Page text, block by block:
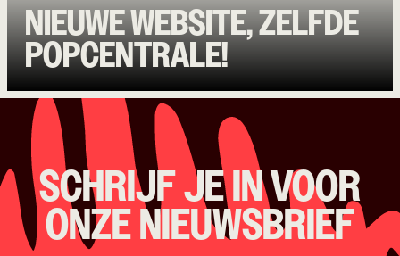
NIEUWE WEBSITE, ZELFDE
POPCENTRALE!
SCHRIJF JE IN VOOR
ONZE NIEUWSBRIEF